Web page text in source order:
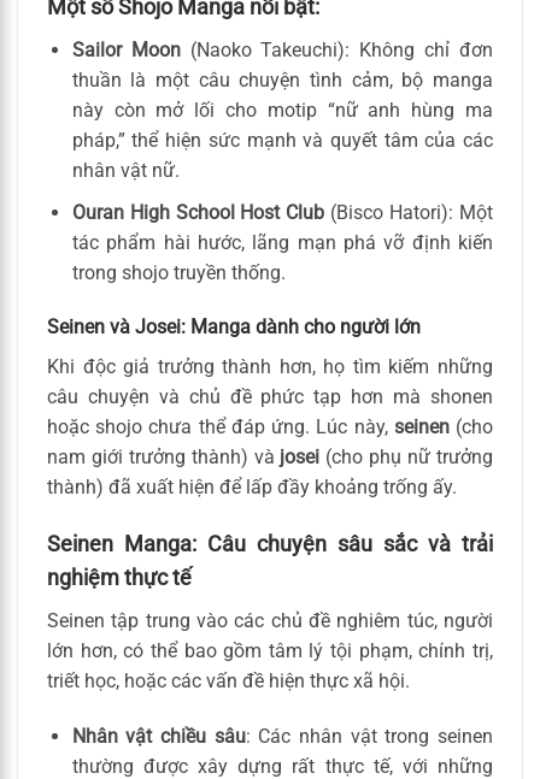
Một số Shojo Manga nổi bật:
Sailor Moon(Naoko Takeuchi): Không chỉ đơn
thuần là một câu chuyện tình cảm, bộ manga
này còn mở lối cho motip “nữ anh hùng ma
pháp,” thể hiện sức mạnh và quyết tâm của các
nhân vật nữ.
Ouran High School Host Club (Bisco Hatori): Một
tác phẩm hài hước, lãng mạn phá vỡ định kiến
trong shojo truyền thống.
Seinen và Josei: Manga dành cho người lớn
Khi độc giả trưởng thành hơn, họ tìm kiếm những
câu chuyện và chủ đề phức tạp hơn mà shonen
hoặc shojo chưa thể đáp ứng. Lúc này, seinen(cho
nam giới trưởng thành) và josei (cho phụ nữ trưởng
thành) đã xuất hiện để lấp đầy khoảng trống ấy.
Seinen Manga: Câu chuyện sâu sắc và trải
nghiệm thực tế
Seinen tập trung vào các chủ đề nghiêm túc, người
lớn hơn, có thể bao gồm tâm lý tội phạm, chính trị,
triết học, hoặc các vấn đề hiện thực xã hội.
Nhân vật chiều sâu: Các nhân vật trong seinen
thường được xây dựng rất thực tế, với những